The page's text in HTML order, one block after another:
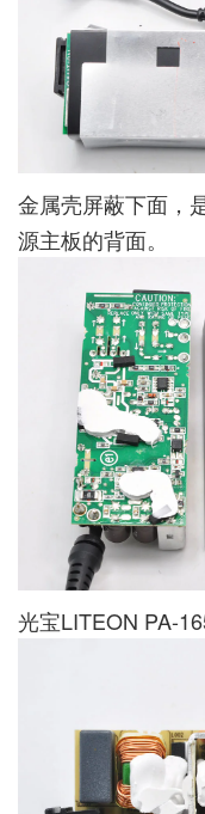
金属壳屏蔽下面，
源主板的背面。
光宝LITEON PA-